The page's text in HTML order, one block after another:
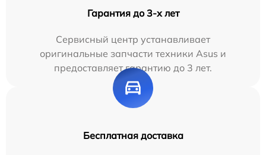
Гарантия до 3-х лет
Сервисный центр устанавливает
оригинальные запчасти техники Asus и
предоставляет гарантию до 3 лет.
Бесплатная доставка